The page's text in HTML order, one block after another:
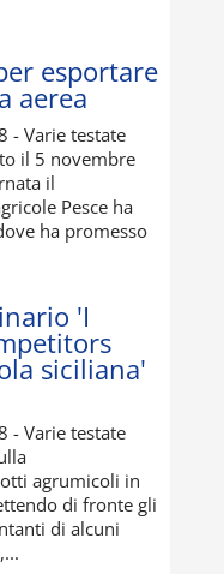
esportare
aerea
Varie testate
il 5 novembre
il
Pesce ha
ha promesso
'I
siciliana'
Varie testate
agrumicoli in
di fronte gli
di alcuni